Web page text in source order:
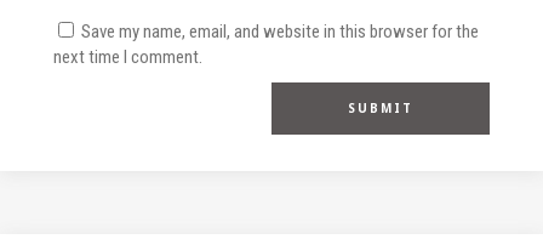
Save my name, email, and website in this browser for the
next time I comment.